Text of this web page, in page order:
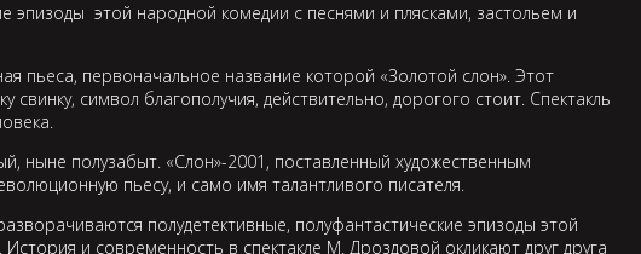
эпизоды этой народной комедии с песнями и плясками, застольем и
пьеса, первоначальное название которой «Золотой слон». Этот
символ благополучия, действительно, дорогого стоит. Спектакль
ныне полузабыт. «Слон»-2001, поставленный художественным
пьесу, и само имя талантливого писателя.
полудетективные, полуфантастические эпизоды этой
и современность в спектакле М. Дроздовой окликают друг друга